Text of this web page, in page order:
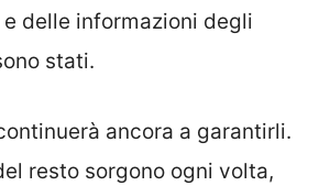
e delle informazioni degli
stati.
ancora a garantirli.
resto sorgono ogni volta,